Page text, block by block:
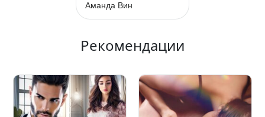
Аманда Вин
Рекомендации